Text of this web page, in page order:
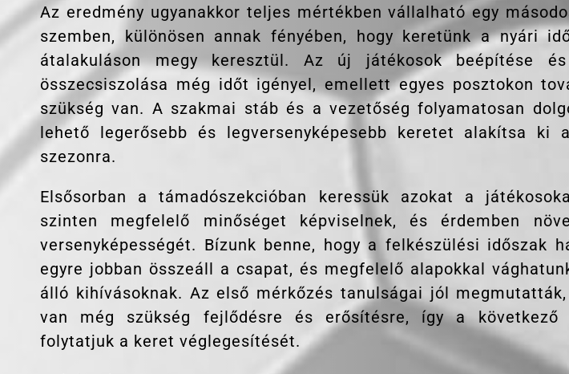
Az eredmény ugyanakkor teljes mértékben vállalható egy
szemben, különösen annak fényében, hogy keretünk a nyári
átalakuláson megy keresztül. Az új játékosok beépítése
összecsiszolása még időt igényel, emellett egyes posztokon
szükség van. A szakmai stáb és a vezetőség folyamatosan
lehető legerősebb és legversenyképesebb keretet alakítsa ki
szezonra.
Elsősorban a támadószekcióban keressük azokat a
szinten megfelelő minőséget képviselnek, és érdemben
versenyképességét. Bízunk benne, hogy a felkészülési időszak
egyre jobban összeáll a csapat, és megfelelő alapokkal
álló kihívásoknak. Az első mérkőzés tanulságai jól
van még szükség fejlődésre és erősítésre, így a következő
folytatjuk a keret véglegesítését.